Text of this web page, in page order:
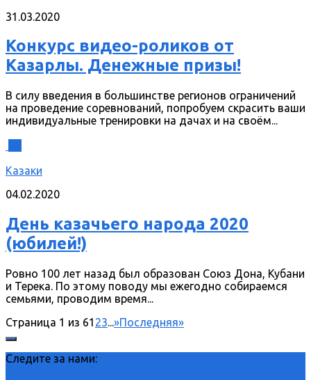
31.03.2020
Конкурс видео-роликов от
Казарлы. Денежные призы!
В силу введения в большинстве регионов ограничений
на проведение соревнований, попробуем скрасить ваши
индивидуальные тренировки на дачах и на своём...
Казаки
04.02.2020
День казачьего народа 2020
(юбилей!)
Ровно 100 лет назад был образован Союз Дона, Кубани
и Терека. По этому поводу мы ежегодно собираемся
семьями, проводим время...
Страница 1 из 61 23...»Последняя»
Следите за нами: